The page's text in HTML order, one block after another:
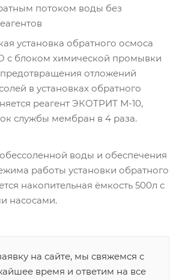
потоком воды без
установка обратного осмоса
блоком химической промывки
отложений
в установках обратного
реагент ЭКОТРИТ М-10,
службы мембран в 4 раза.
воды и обеспечения
работы установки обратного
накопительная ёмкость 500л с
насосами.
на сайте, мы свяжемся с
время и ответим на все